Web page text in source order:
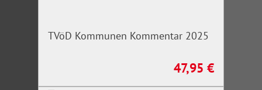
TVöD Kommunen Kommentar 2025
Regulärer Preis:
47,95 €